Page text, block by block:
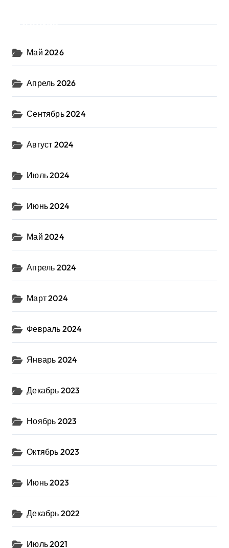
Май 2026
Апрель 2026
Сентябрь 2024
Август 2024
Июль 2024
Июнь 2024
Май 2024
Апрель 2024
Март 2024
Февраль 2024
Январь 2024
Декабрь 2023
Ноябрь 2023
Октябрь 2023
Июнь 2023
Декабрь 2022
Июль 2021